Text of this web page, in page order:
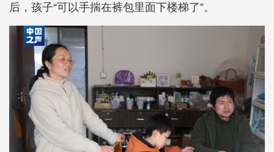
后，孩子“可以手揣在裤包里面下楼梯了”。